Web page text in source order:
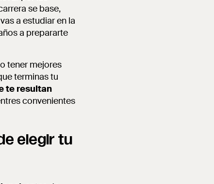
se base,
a estudiar en la
a prepararte
tener mejores
terminas tu
te resultan
convenientes
elegir tu